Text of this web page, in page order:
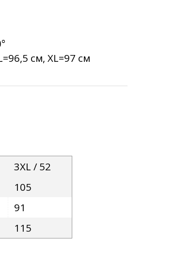
см, XL=97 см
3XL / 52
105
91
115